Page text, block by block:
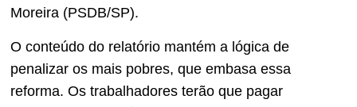
Moreira (PSDB/SP).
O conteúdo do relatório mantém a lógica de
penalizar os mais pobres, que embasa essa
reforma. Os trabalhadores terão que pagar